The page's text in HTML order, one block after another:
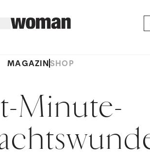
MAGAZINSHOP
Minute-